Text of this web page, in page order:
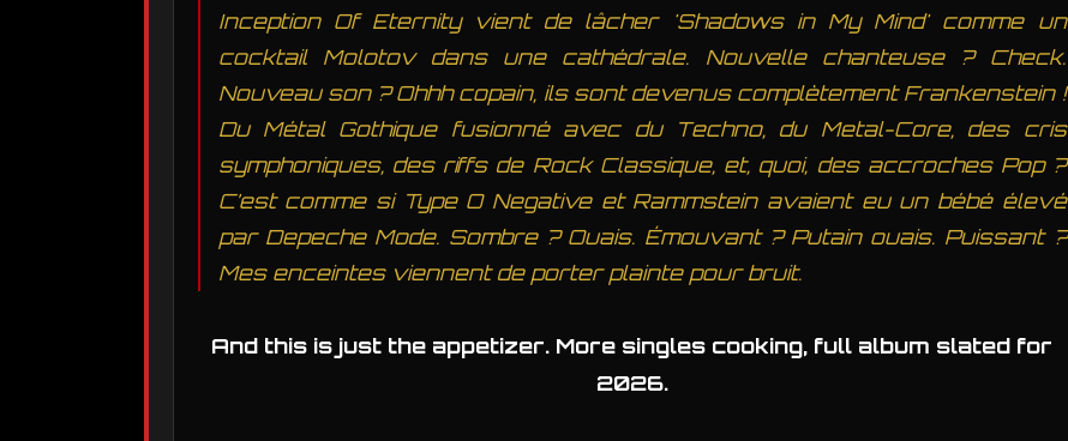
Inception Of Eternity vient de lâcher 'Shadows in My Mind' comme un
cocktail Molotov dans une cathédrale. Nouvelle chanteuse ? Check.
Nouveau son ? Ohhh copain, ils sont devenus complètement Frankenstein !
Du Métal Gothique fusionné avec du Techno, du Metal-Core, des cris
symphoniques, des riffs de Rock Classique, et, quoi, des accroches Pop ?
C’est comme si Type O Negative et Rammstein avaient eu un bébé élevé
par Depeche Mode. Sombre ? Ouais. Émouvant ? Putain ouais. Puissant ?
Mes enceintes viennent de porter plainte pour bruit.
And this is just the appetizer. More singles cooking, full album slated for
2026.